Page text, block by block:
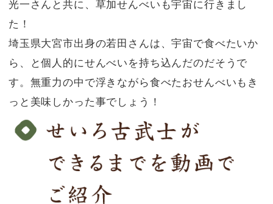
光一さんと共に、草加せんべいも宇宙に行きまし
た！
埼玉県大宮市出身の若田さんは、宇宙で食べたいか
ら、と個人的にせんべいを持ち込んだのだそうで
す。無重力の中で浮きながら食べたおせんべいもき
っと美味しかった事でしょう！